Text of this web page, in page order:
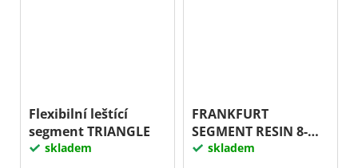
Flexibilní leštící
segment TRIANGLE
skladem
FRANKFURT
SEGMENT RESIN 8-
stepskladem